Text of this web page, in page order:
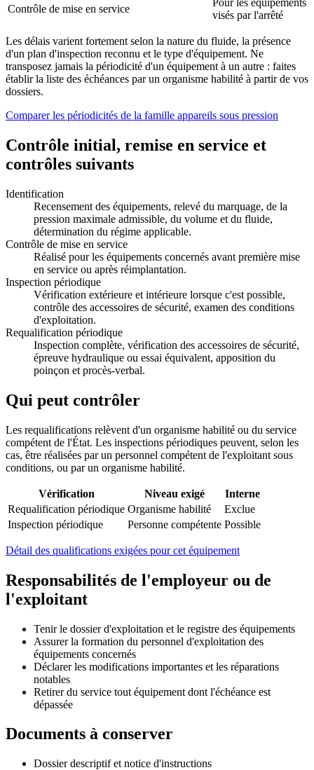
Contrôle de mise en service
Pour les équipements
visés par l'arrêté
Les délais varient fortement selon la nature du fluide, la présence
d'un plan d'inspection reconnu et le type d'équipement. Ne
transposez jamais la périodicité d'un équipement à un autre : faites
établir la liste des échéances par un organisme habilité à partir de vos
dossiers.
Comparer les périodicités de la famille appareils sous pression
Contrôle initial, remise en service et
contrôles suivants
Identification
Recensement des équipements, relevé du marquage, de la
pression maximale admissible, du volume et du fluide,
détermination du régime applicable.
Contrôle de mise en service
Réalisé pour les équipements concernés avant première mise
en service ou après réimplantation.
Inspection périodique
Vérification extérieure et intérieure lorsque c'est possible,
contrôle des accessoires de sécurité, examen des conditions
d'exploitation.
Requalification périodique
Inspection complète, vérification des accessoires de sécurité,
épreuve hydraulique ou essai équivalent, apposition du
poinçon et procès-verbal.
Qui peut contrôler
Les requalifications relèvent d'un organisme habilité ou du service
compétent de l'État. Les inspections périodiques peuvent, selon les
cas, être réalisées par un personnel compétent de l'exploitant sous
conditions, ou par un organisme habilité.
Vérification Niveau exigé
Interne
Requalification périodique Organisme habilité
Exclue
Inspection périodique
Personne compétente Possible
Détail des qualifications exigées pour cet équipement
Responsabilités de l'employeur ou de
l'exploitant
Tenir le dossier d'exploitation et le registre des équipements
Assurer la formation du personnel d'exploitation des
équipements concernés
Déclarer les modifications importantes et les réparations
notables
Retirer du service tout équipement dont l'échéance est
dépassée
Documents à conserver
Dossier descriptif et notice d'instructions